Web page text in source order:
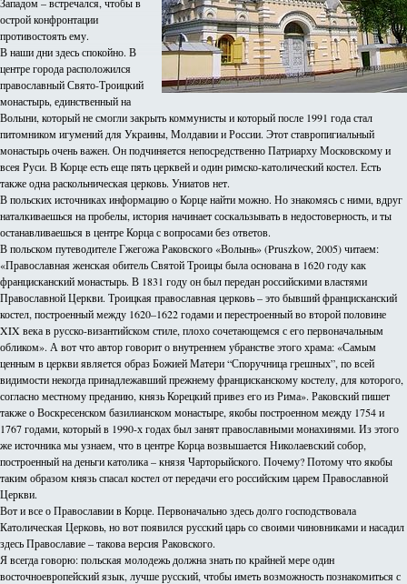
острой конфронтации
противостоять ему.
В наши дни здесь спокойно. В
центре города расположился
православный Свято-Троицкий
монастырь, единственный на
Волыни, который не смогли закрыть коммунисты и который после 1991 года стал
питомником игумений для Украины, Молдавии и России. Этот ставропигиальный
монастырь очень важен. Он подчиняется непосредственно Патриарху Московскому и
всея Руси. В Корце есть еще пять церквей и один римско-католический костел. Есть
также одна раскольническая церковь. Униатов нет.
В польских источниках информацию о Корце найти можно. Но знакомясь с ними, вдруг
наталкиваешься на пробелы, история начинает соскальзывать в недостоверность, и ты
останавливаешься в центре Корца с вопросами без ответов.
В польском путеводителе Гжегожа Раковского «Волынь» (Pruszkow, 2005) читаем:
«Православная женская обитель Святой Троицы была основана в 1620 году как
францисканский монастырь. В 1831 году он был передан российскими властями
Православной Церкви. Троицкая православная церковь – это бывший францисканский
костел, построенный между 1620–1622 годами и перестроенный во второй половине
XIX века в русско-византийском стиле, плохо сочетающемся с его первоначальным
обликом». А вот что автор говорит о внутреннем убранстве этого храма: «Самым
ценным в церкви является образ Божией Матери “Споручница грешных”, по всей
видимости некогда принадлежавший прежнему францисканскому костелу, для которого,
согласно местному преданию, князь Корецкий привез его из Рима». Раковский пишет
также о Воскресенском базилианском монастыре, якобы построенном между 1754 и
1767 годами, который в 1990-х годах был занят православными монахинями. Из этого
же источника мы узнаем, что в центре Корца возвышается Николаевский собор,
построенный на деньги католика – князя Чарторыйского. Почему? Потому что якобы
таким образом князь спасал костел от передачи его российским царем Православной
Церкви.
Вот и все о Православии в Корце. Первоначально здесь долго господствовала
Католическая Церковь, но вот появился русский царь со своими чиновниками и насадил
здесь Православие – такова версия Раковского.
Я всегда говорю: польская молодежь должна знать по крайней мере один
восточноевропейский язык, лучше русский, чтобы иметь возможность познакомиться с